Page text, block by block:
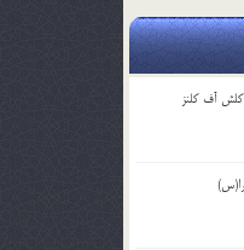
آف کلنز